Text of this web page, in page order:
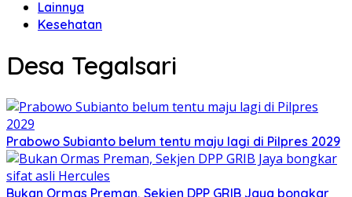
Lainnya
Kesehatan
Desa Tegalsari
Prabowo Subianto belum tentu maju lagi di Pilpres 2029
Bukan Ormas Preman, Sekjen DPP GRIB Jaya bongkar